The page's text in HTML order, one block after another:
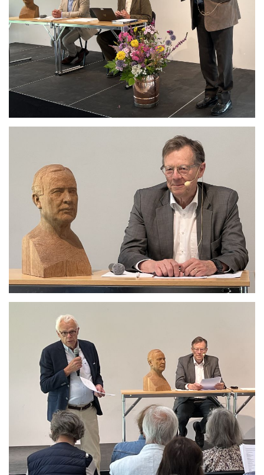
Se bild
Se bild
Se bild